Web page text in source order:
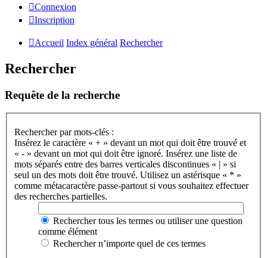
Connexion
Inscription
Accueil Index général Rechercher
Rechercher
Requête de la recherche
Rechercher par mots-clés :
Insérez le caractère « + » devant un mot qui doit être trouvé et
« - » devant un mot qui doit être ignoré. Insérez une liste de
mots séparés entre des barres verticales discontinues « | » si
seul un des mots doit être trouvé. Utilisez un astérisque « * »
comme métacaractère passe-partout si vous souhaitez effectuer
des recherches partielles.
Rechercher tous les termes ou utiliser une question
comme élément
Rechercher n’importe quel de ces termes